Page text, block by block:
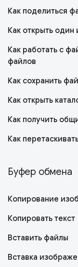
Как поделиться
Как открыть один
Как работать с
файлов
Как сохранить
Как открыть
Как получить
Как
Буфер обмена
Копирование
Копировать текст
Вставить файлы
Вставка